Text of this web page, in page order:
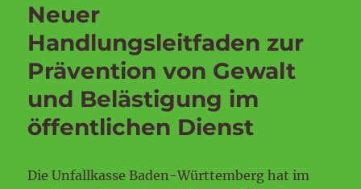
Neuer
Handlungsleitfaden zur
Prävention von Gewalt
und Belästigung im
öffentlichen Dienst
Die Unfallkasse Baden-Württemberg hat im